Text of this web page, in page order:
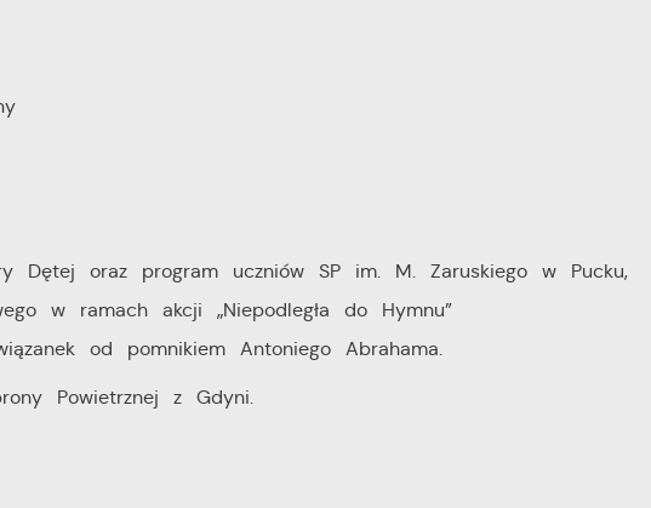
Dętej oraz program uczniów SP im. M. Zaruskiego w Pucku,
w ramach akcji „Niepodległa do Hymnu”
od pomnikiem Antoniego Abrahama.
Powietrznej z Gdyni.